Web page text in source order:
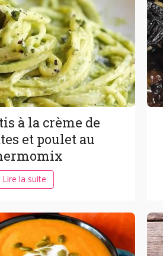
à la crème de
et poulet au
Lire la suite